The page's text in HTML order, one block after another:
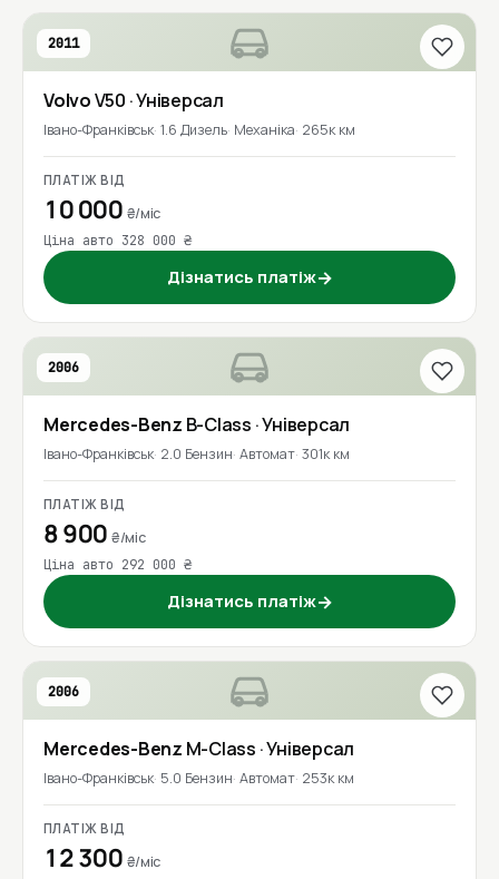
2011
VolvoV50 · Універсал
Івано-Франківськ 1.6 Дизель Механіка 265к км
ПЛАТІЖ ВІД
10 000 ₴/міс
Ціна авто 328 000 ₴
Дізнатись платіж→
2006
Mercedes-Benz B-Class · Універсал
Івано-Франківськ 2.0 Бензин Автомат 301к км
ПЛАТІЖ ВІД
8 900₴/міс
Ціна авто 292 000 ₴
Дізнатись платіж→
2006
Mercedes-Benz M-Class · Універсал
Івано-Франківськ 5.0 Бензин Автомат 253к км
ПЛАТІЖ ВІД
12 300 ₴/міс